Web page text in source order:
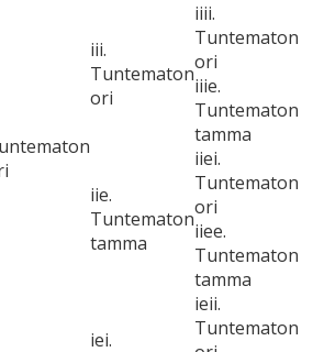
iii.
Tuntematon
ori
iiii.
Tuntematon
ori
iiie.
Tuntematon
tamma
iie.
Tuntematon
tamma
iiei.
Tuntematon
ori
iiee.
Tuntematon
tamma
iei.
ieii.
Tuntematon